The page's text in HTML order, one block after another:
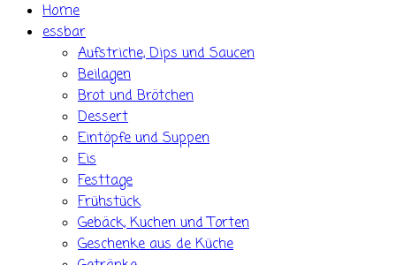
Home
essbar
Aufstriche, Dips und Saucen
Beilagen
Brot und Brötchen
Dessert
Eintöpfe und Suppen
Eis
Festtage
Frühstück
Gebäck, Kuchen und Torten
Geschenke aus de Küche